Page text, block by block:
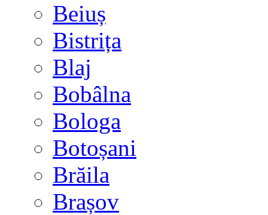
Beiuș
Bistrița
Blaj
Bobâlna
Bologa
Botoșani
Brăila
Brașov